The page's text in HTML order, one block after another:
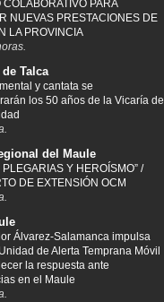
COLABORATIVO PARA
NUEVAS PRESTACIONES DE
LA PROVINCIA
Talca
y cantata se
los 50 años de la Vicaría de
del Maule
PLEGARIAS Y HEROÍSMO” /
DE EXTENSIÓN OCM
Álvarez-Salamanca impulsa
de Alerta Temprana Móvil
la respuesta ante
en el Maule